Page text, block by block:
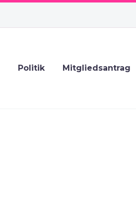
Politik Mitgliedsantrag